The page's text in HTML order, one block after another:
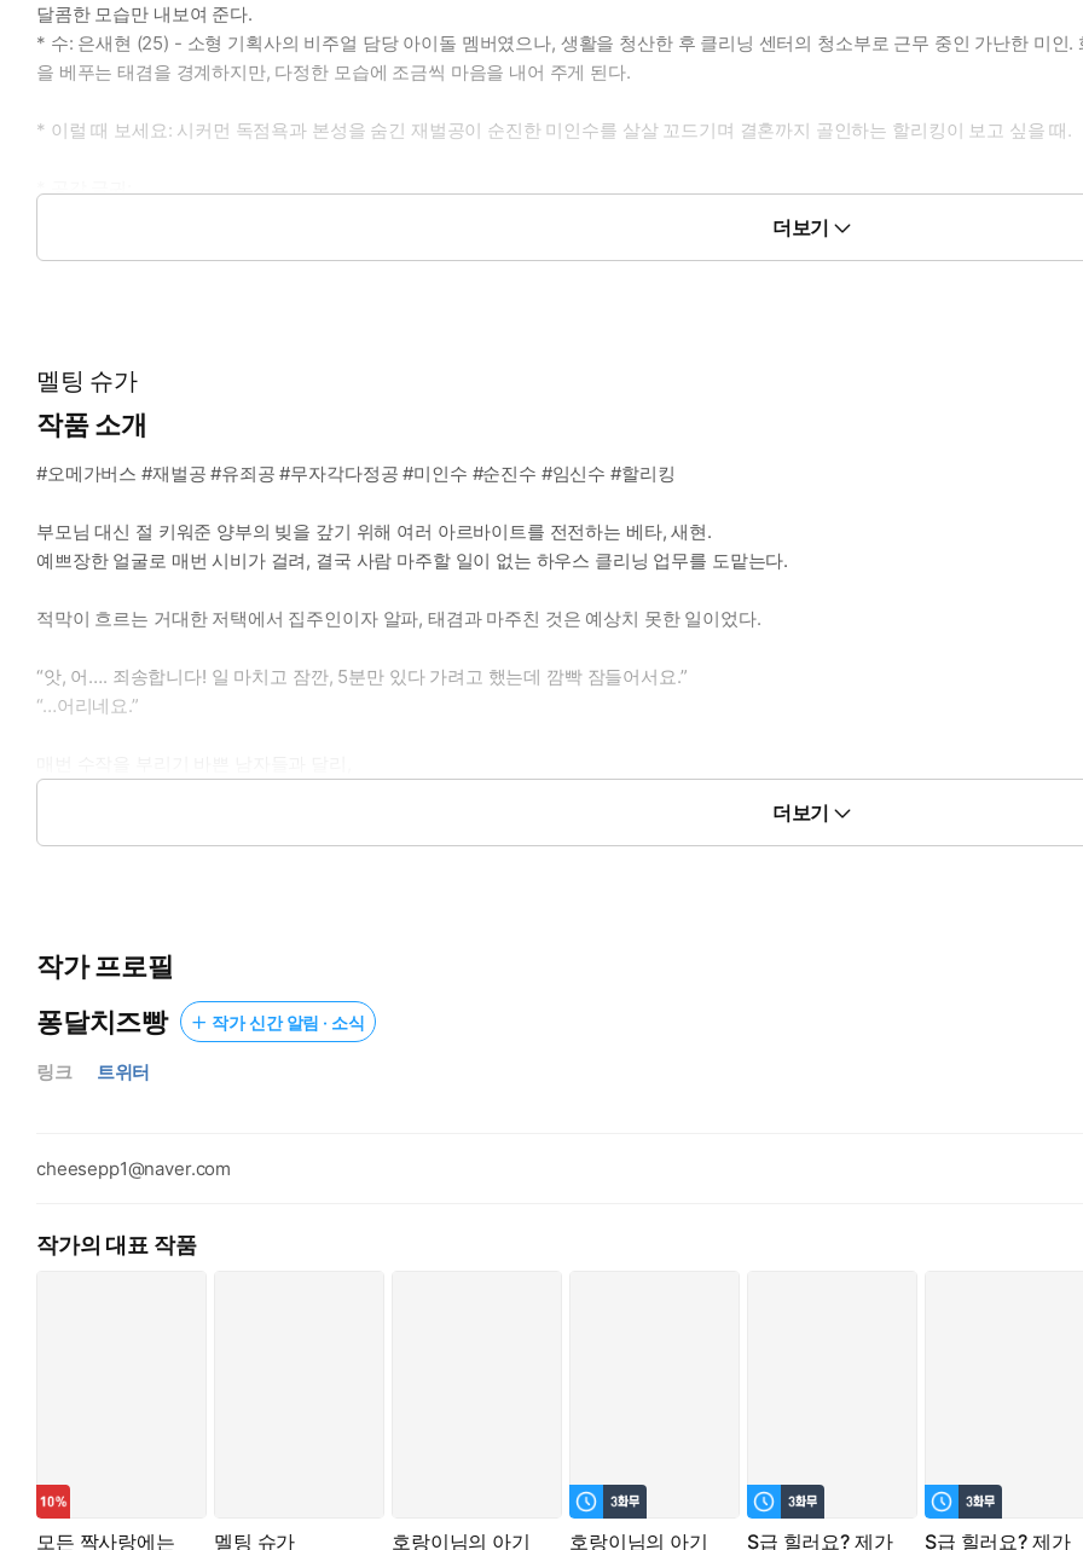
달콤한 모습만 내보여 준다.
* 수: 은새현 (25) - 소형 기획사의 비주얼 담당 아이돌 멤버였으나, 생활을 청산한 후 클리닝 센터의 청소부로 근무 중인 가난한 미인
을 베푸는 태겸을 경계하지만, 다정한 모습에 조금씩 마음을 내어 주게 된다.
* 이럴 때 보세요: 시커먼 독점욕과 본성을 숨긴 재벌공이 순진한 미인수를 살살 꼬드기며 결혼까지 골인하는 할리킹이 보고 싶을 때.
* 공감 글귀:
더보기
멜팅 슈가
작품 소개
#오메가버스 #재벌공 #유죄공 #무자각다정공 #미인수 #순진수 #임신수 #할리킹
부모님 대신 절 키워준 양부의 빚을 갚기 위해 여러 아르바이트를 전전하는 베타, 새현.
예쁘장한 얼굴로 매번 시비가 걸려, 결국 사람 마주할 일이 없는 하우스 클리닝 업무를 도맡는다.
적막이 흐르는 거대한 저택에서 집주인이자 알파, 태겸과 마주친 것은 예상치 못한 일이었다.
“앗, 어…. 죄송합니다! 일 마치고 잠깐, 5분만 있다 가려고 했는데 깜빡 잠들어서요.”
“…어리네요.”
“땀을 흘려서요. 냄새가 날까 봐….”
단둘이 술을 마시다가 충동적으로 저지른 고백을 아슬아슬했던 두 사람의 관계를 송두리째 뒤흔들고 만다.
“제가 걸신들린 것처럼 굴면, 발로 차거나 깨물어도 좋아요.”
“저는 절대 좋은 사람이 아니에요. 적어도 새현 씨가 생각하는 것만큼은.”
하룻밤의 열기가 채 가시기 전, 새현은 오메가로 발현했다는 걸 알게 되는데.......
“미친 놈처럼 계속 이 냄새만 맡고 싶어져요.”
더보기
작가 프로필
퐁달치즈빵
작가 신간 알림 · 소식
링크 트위터
cheesepp1@naver.com
작가의 대표 작품
모든 짝사랑에는 멜팅 슈가 호랑이님의 아기 호랑이님의 아기 S급 힐러요? 제가 S급 힐러요? 제가